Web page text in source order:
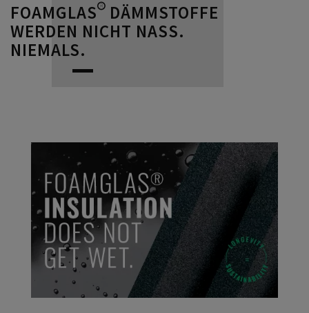
FOAMGLAS® DÄMMSTOFFE
WERDEN NICHT NASS.
NIEMALS.